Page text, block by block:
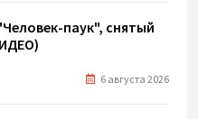
паук", снятый
6 августа 2026